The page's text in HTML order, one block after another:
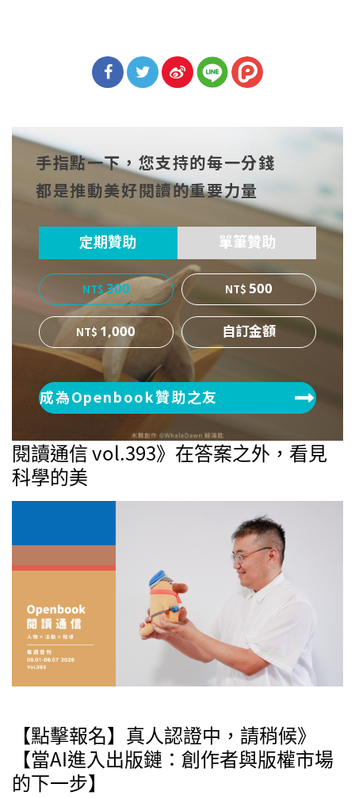
cebo
ok
witt
er
博
手指點一下，您支持的每一分錢
都是推動美好閱讀的重要力量
定期贊助 單筆贊助
300
500
1,000
成為Openbook贊助之友
閱讀通信 vol.393》在答案之外，看見
科學的美
【點擊報名】真人認證中，請稍候》
【當AI進入出版鏈：創作者與版權市場
的下一步】